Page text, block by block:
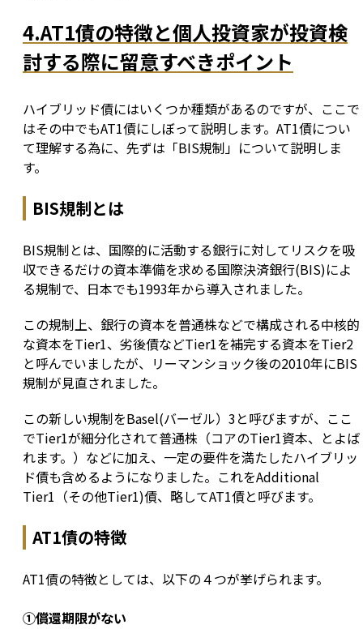
4.AT1債の特徴と個人投資家が投資検
討する際に留意すべきポイント
ハイブリッド債にはいくつか種類があるのですが、ここで
はその中でもAT1債にしぼって説明します。AT1債につい
て理解する為に、先ずは「BIS規制」について説明しま
す。
BIS規制とは
BIS規制とは、国際的に活動する銀行に対してリスクを吸
収できるだけの資本準備を求める国際決済銀行(BIS)によ
る規制で、日本でも1993年から導入されました。
この規制上、銀行の資本を普通株などで構成される中核的
な資本をTier1、劣後債などTier1を補完する資本をTier2
と呼んでいましたが、リーマンショック後の2010年にBIS
規制が見直されました。
この新しい規制をBasel(バーゼル）3と呼びますが、ここ
でTier1が細分化されて普通株（コアのTier1資本、とよば
れます。）などに加え、一定の要件を満たしたハイブリッ
ド債も含めるようになりました。これをAdditional
Tier1（その他Tier1)債、略してAT1債と呼びます。
AT1債の特徴
AT1債の特徴としては、以下の４つが挙げられます。
①償還期限がない